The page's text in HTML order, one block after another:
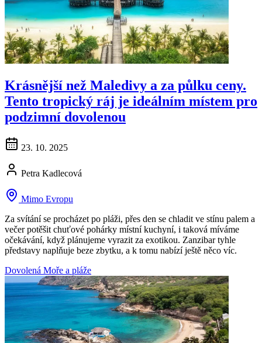
Krásnější než Maledivy a za půlku ceny.
Tento tropický ráj je ideálním místem pro
podzimní dovolenou
23. 10. 2025
Petra Kadlecová
Mimo Evropu
Za svítání se procházet po pláži, přes den se chladit ve stínu palem a
večer potěšit chuťové pohárky místní kuchyní, i taková míváme
očekávání, když plánujeme vyrazit za exotikou. Zanzibar tyhle
představy naplňuje beze zbytku, a k tomu nabízí ještě něco víc.
Dovolená Moře a pláže